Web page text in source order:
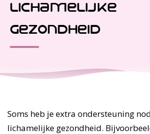
lichamelijke
gezondheid
Soms heb je extra ondersteuning
lichamelijke gezondheid.